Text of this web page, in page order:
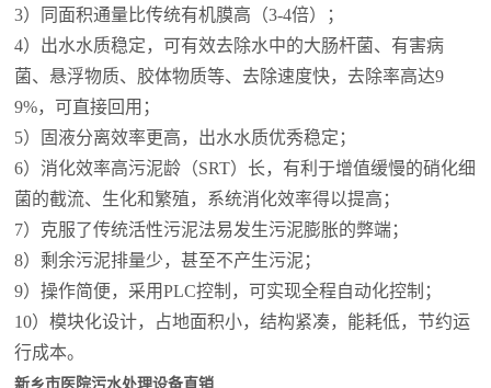
3）同面积通量比传统有机膜高（3-4倍）；
4）出水水质稳定，可有效去除水中的大肠杆菌、有害病
菌、悬浮物质、胶体物质等、去除速度快，去除率高达9
9%，可直接回用；
5）固液分离效率更高，出水水质优秀稳定；
6）消化效率高污泥龄（SRT）长，有利于增值缓慢的硝化细
菌的截流、生化和繁殖，系统消化效率得以提高；
7）克服了传统活性污泥法易发生污泥膨胀的弊端；
8）剩余污泥排量少，甚至不产生污泥；
9）操作简便，采用PLC控制，可实现全程自动化控制；
10）模块化设计，占地面积小，结构紧凑，能耗低，节约运
行成本。
新乡市医院污水处理设备直销